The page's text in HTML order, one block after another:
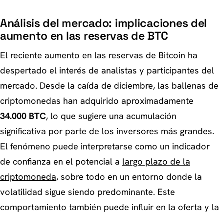
Análisis del mercado: implicaciones del
aumento en las reservas de BTC
El reciente aumento en las reservas de Bitcoin ha
despertado el interés de analistas y participantes del
mercado. Desde la caída de diciembre, las ballenas de
criptomonedas han adquirido aproximadamente
34.000 BTC, lo que sugiere una acumulación
significativa por parte de los inversores más grandes.
El fenómeno puede interpretarse como un indicador
de confianza en el potencial a largo plazo de la
criptomoneda, sobre todo en un entorno donde la
volatilidad sigue siendo predominante. Este
comportamiento también puede influir en la oferta y la